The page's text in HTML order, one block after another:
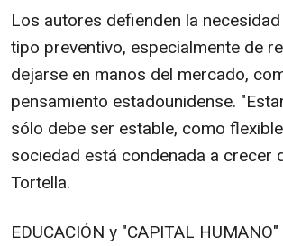
Los autores defienden la
tipo preventivo, especialmente de
dejarse en manos del mercado,
pensamiento estadounidense.
sólo debe ser estable, como
sociedad está condenada a crecer
Tortella.
EDUCACIÓN y "CAPITAL HUMANO"